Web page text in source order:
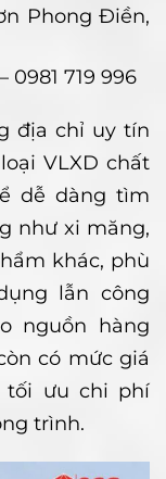
Phong Điền,
0981 719 996
địa chỉ uy tín
VLXD chất
dễ dàng tìm
như xi măng,
khác, phù
lẫn công
nguồn hàng
có mức giá
tối ưu chi phí
trình.